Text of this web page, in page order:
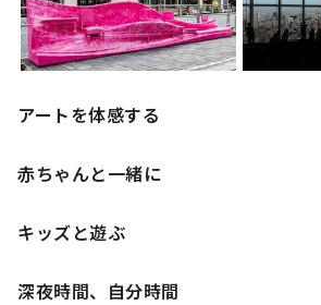
アートを体感する
赤ちゃんと一緒に
キッズと遊ぶ
深夜時間、自分時間